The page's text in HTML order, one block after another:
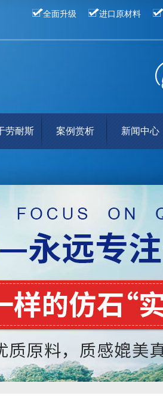
全面升级 进口原材料
劳耐斯 案例赏析 新闻中心